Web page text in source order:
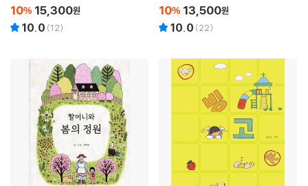
10% 15,300원
10.0 (12)
10% 13,500원
10.0 (22)